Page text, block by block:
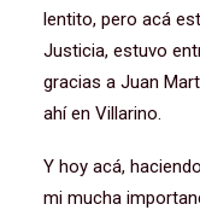
lentito, pero acá
Justicia, estuvo
gracias a Juan
ahí en Villarino.
Y hoy acá,
mi mucha